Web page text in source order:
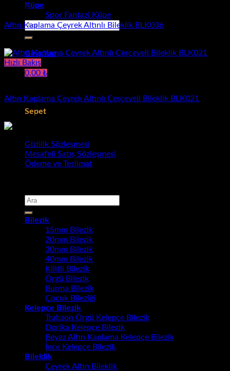
Küpe
Spor Fantazi Küpe
Ara:
Giriş Yap
0,00 ₺
Sepet
Bileklik
Altın Kaplama Çeyrek Altınlı Bileklik BLK036
Hızlı Bakış
Altın Kaplama Çeyrek Altınlı Çerçeveli Bileklik BLK021
1.140,00 ₺
Gizlilik Sözleşmesi
Mesafeli Satış Sözleşmesi
Ödeme ve Teslimat
Ara:
Bilezik
15mm Bilezik
20mm Bilezik
30mm Bilezik
40mm Bilezik
Kilitli Bilezik
Örgü Bilezik
Burma Bilezik
Çocuk Bileziği
Kelepçe Bilezik
Trabzon Örgü Kelepçe Bilezik
Dorika Kelepçe Bilezik
Beyaz Altın Kaplama Kelepçe Bilezik
İnce Kelepçe Bilezik
Bileklik
Çeyrek Altın Bileklik